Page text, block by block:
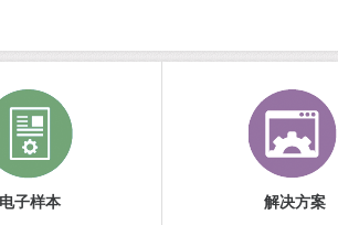
电子样本
解决方案